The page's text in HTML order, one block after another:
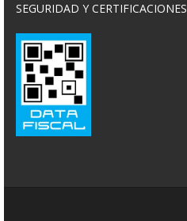
SEGURIDAD Y CERTIFICACIONES